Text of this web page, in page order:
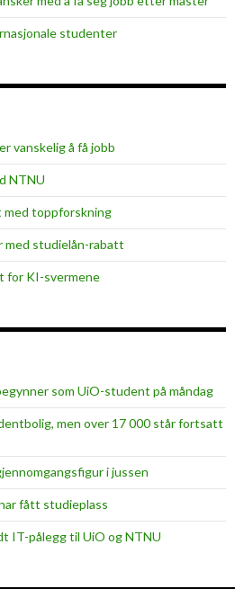
studenter
vanskelig å få jobb
NTNU
med toppforskning
med studielån-rabatt
for KI-svermene
som UiO-student på måndag
men over 17 000 står fortsatt
i jussen
fått studieplass
IT-pålegg til UiO og NTNU